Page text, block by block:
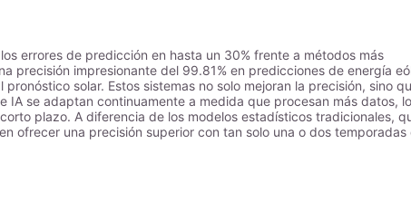
errores de predicción en hasta un 30% frente a métodos más
precisión impresionante del 99.81% en predicciones de energía
solar. Estos sistemas no solo mejoran la precisión, sino
se adaptan continuamente a medida que procesan más datos, lo
plazo. A diferencia de los modelos estadísticos tradicionales,
ofrecer una precisión superior con tan solo una o dos temporadas